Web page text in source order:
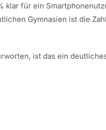
klar für ein
Gymnasien ist die
ist das ein